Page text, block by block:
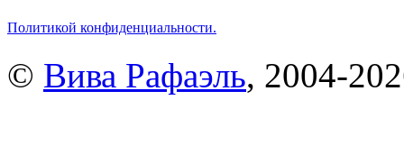
Политикой конфиденциальности.
© Вива Рафаэль, 2004-